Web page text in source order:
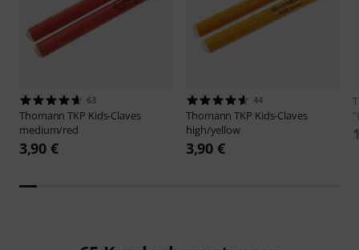
63
ThomannTKP Kids-Claves
medium/red
3,90 €
44
ThomannTKP Kids-Claves
high/yellow
3,90 €